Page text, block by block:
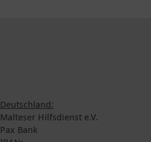
Deutschland:
Malteser Hilfsdienst e.V.
Pax Bank